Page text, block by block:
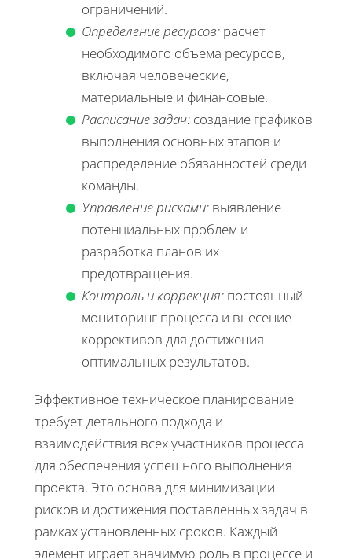
ограничений.
Определение ресурсов: расчет
необходимого объема ресурсов,
включая человеческие,
материальные и финансовые.
Расписание задач: создание графиков
выполнения основных этапов и
распределение обязанностей среди
команды.
Управление рисками: выявление
потенциальных проблем и
разработка планов их
предотвращения.
Контроль и коррекция: постоянный
мониторинг процесса и внесение
коррективов для достижения
оптимальных результатов.
Эффективное техническое планирование
требует детального подхода и
взаимодействия всех участников процесса
для обеспечения успешного выполнения
проекта. Это основа для минимизации
рисков и достижения поставленных задач в
рамках установленных сроков. Каждый
элемент играет значимую роль в процессе и